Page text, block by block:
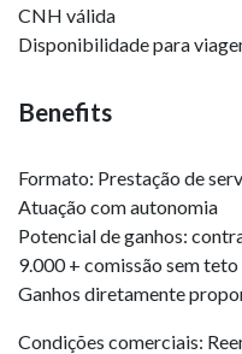
CNH válida
Disponibilidade para
Benefits
Formato: Prestação de
Atuação com autonomia
Potencial de ganhos:
9.000 + comissão sem teto
Ganhos diretamente
Condições comerciais: